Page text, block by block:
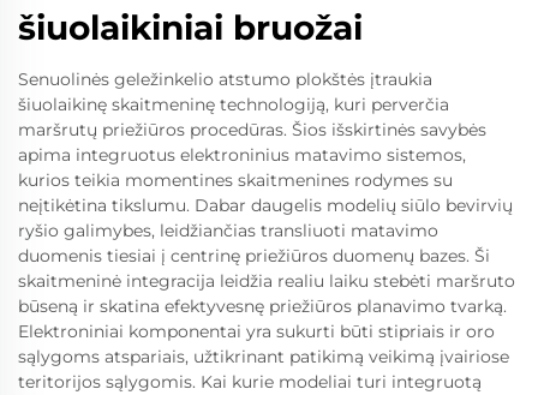
šiuolaikiniai bruožai
Senuolinės geležinkelio atstumo plokštės įtraukia
šiuolaikinę skaitmeninę technologiją, kuri perverčia
maršrutų priežiūros procedūras. Šios išskirtinės savybės
apima integruotus elektroninius matavimo sistemos,
kurios teikia momentines skaitmenines rodymes su
neįtikėtina tikslumu. Dabar daugelis modelių siūlo bevirvių
ryšio galimybes, leidžiančias transliuoti matavimo
duomenis tiesiai į centrinę priežiūros duomenų bazes. Ši
skaitmeninė integracija leidžia realiu laiku stebėti maršruto
būseną ir skatina efektyvesnę priežiūros planavimo tvarką.
Elektroniniai komponentai yra sukurti būti stipriais ir oro
sąlygoms atspariais, užtikrinant patikimą veikimą įvairiose
teritorijos sąlygomis. Kai kurie modeliai turi integruotą